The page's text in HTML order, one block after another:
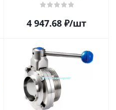
4 947.68₽/шт